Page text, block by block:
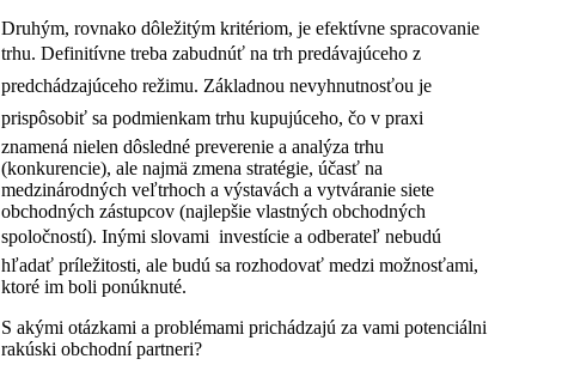
Druhým, rovnako dôležitým kritériom, je efektívne spracovanie
trhu. Definitívne treba zabudnúť na trh predávajúceho z
predchádzajúceho režimu. Základnou nevyhnutnosťou je
prispôsobiť sa podmienkam trhu kupujúceho, čo v praxi
znamená nielen dôsledné preverenie a analýza trhu
(konkurencie), ale najmä zmena stratégie, účasť na
medzinárodných veľtrhoch a výstavách a vytváranie siete
obchodných zástupcov (najlepšie vlastných obchodných
spoločností). Inými slovami  investície a odberateľ nebudú
hľadať príležitosti, ale budú sa rozhodovať medzi možnosťami,
ktoré im boli ponúknuté.
S akými otázkami a problémami prichádzajú za vami potenciálni
rakúski obchodní partneri?